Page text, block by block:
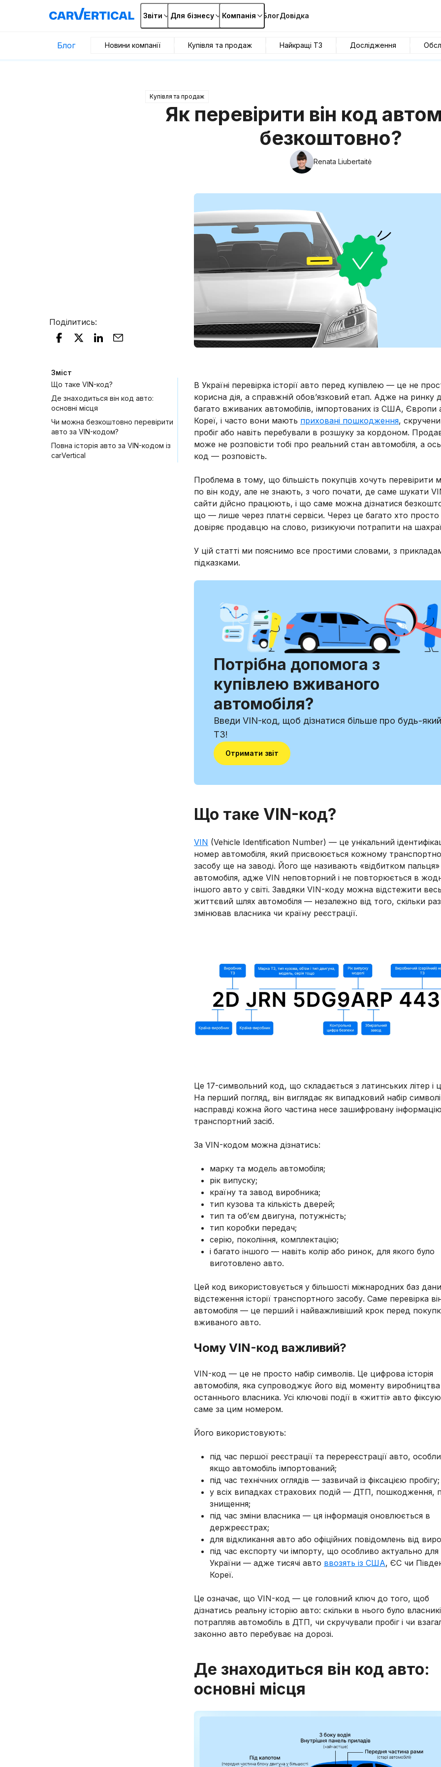
Звіти Для бізнесу Компанія БлогДовідка
Блог Новини компанії Купівля та продаж Найкращі ТЗ Дослідження
Купівля та продаж
Як перевірити він код
безкоштовно?
Renata Liubertaitė
Поділитись:
Зміст
Що таке VIN-код?
Де знаходиться він код авто:
основні місця
Чи можна безкоштовно перевірити
авто за VIN-кодом?
Повна історія авто за VIN-кодом із
carVertical
В Україні перевірка історії авто перед купівлею — це не
корисна дія, а справжній обов’язковий етап. Адже на ринку
багато вживаних автомобілів, імпортованих із США, Європи
Кореї, і часто вони мають приховані пошкодження,
пробіг або навіть перебували в розшуку за кордоном.
може не розповісти тобі про реальний стан автомобіля, а
код — розповість.
Проблема в тому, що більшість покупців хочуть перевірити
по він коду, але не знають, з чого почати, де саме шукати
сайти дійсно працюють, і що саме можна дізнатися
що — лише через платні сервіси. Через це багато хто просто
довіряє продавцю на слово, ризикуючи потрапити на
У цій статті ми пояснимо все простими словами, з
підказками.
Потрібна допомога з
купівлею вживаного
автомобіля?
Введи VIN-код, щоб дізнатися більше про будь-який
ТЗ!
Отримати звіт
Що таке VIN-код?
VIN (Vehicle Identification Number) — це унікальний
номер автомобіля, який присвоюється кожному
засобу ще на заводі. Його ще називають «відбитком пальця»
автомобіля, адже VIN неповторний і не повторюється в
іншого авто у світі. Завдяки VIN-коду можна відстежити весь
життєвий шлях автомобіля — незалежно від того, скільки
змінював власника чи країну реєстрації.
Це 17-символьний код, що складається з латинських літер і
На перший погляд, він виглядає як випадковий набір
насправді кожна його частина несе зашифровану
транспортний засіб.
За VIN-кодом можна дізнатись:
марку та модель автомобіля;
рік випуску;
країну та завод виробника;
тип кузова та кількість дверей;
тип та об’єм двигуна, потужність;
тип коробки передач;
серію, покоління, комплектацію;
і багато іншого — навіть колір або ринок, для якого було
виготовлено авто.
Цей код використовується у більшості міжнародних баз
відстеження історії транспортного засобу. Саме перевірка
автомобіля — це перший і найважливіший крок перед
вживаного авто.
Чому VIN-код важливий?
VIN-код — це не просто набір символів. Це цифрова історія
автомобіля, яка супроводжує його від моменту
останнього власника. Усі ключові події в «житті» авто
саме за цим номером.
Його використовують:
під час першої реєстрації та перереєстрації авто,
якщо автомобіль імпортований;
під час технічних оглядів — зазвичай із фіксацією пробігу;
у всіх випадках страхових подій — ДТП, пошкодження,
знищення;
під час зміни власника — ця інформація оновлюється в
держреєстрах;
для відкликання авто або офіційних повідомлень від
під час експорту чи імпорту, що особливо актуально для
України — адже тисячі авто ввозять із США, ЄС чи
Кореї.
Це означає, що VIN-код — це головний ключ до того, щоб
дізнатись реальну історію авто: скільки в нього було
потрапляв автомобіль в ДТП, чи скручували пробіг і чи
законно авто перебуває на дорозі.
Де знаходиться він код авто:
основні місця